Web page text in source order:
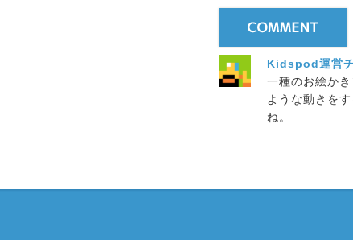
Kidspod運営
一種のお絵か
ような動きを
ね。